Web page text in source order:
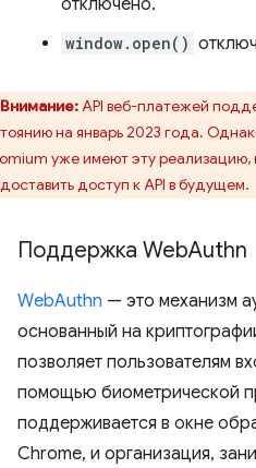
отключено.
window.open()
Внимание:API веб-платежей
на январь 2023 года.
уже имеют эту реализацию,
доступ к API в будущем.
Поддержка WebAuthn
WebAuthn — это механизм
основанный на
позволяет пользователям
помощью биометрической
поддерживается в окне
Chrome, и организация,